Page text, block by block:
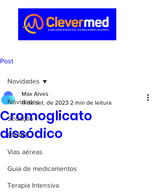
Post
Novidades
Sedação
ENARE
Vias aéreas
Guia de medicamentos
Terapia Intensiva
Novidades
Cromoglicato
dissódico
Max Alves
11 de set. de 2023 2 min de leitura